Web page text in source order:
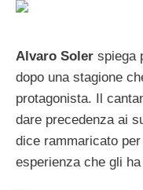
Alvaro Soler spiega
dopo una stagione
protagonista. Il
dare precedenza ai
dice rammaricato
esperienza che gli